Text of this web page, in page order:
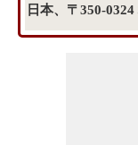
日本、〒350-